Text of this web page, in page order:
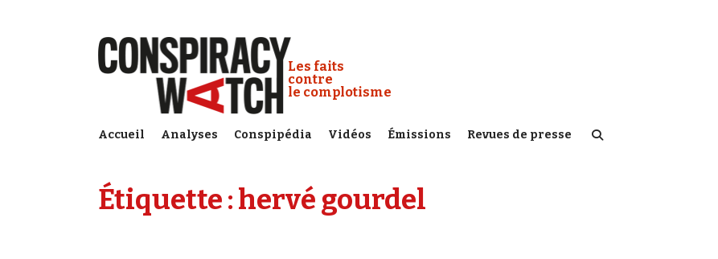
Conspiracy Watch :
Les faits
contre
le complotisme
Accueil Analyses Conspipédia Vidéos Émissions Revues de presse
Étiquette :hervé gourdel